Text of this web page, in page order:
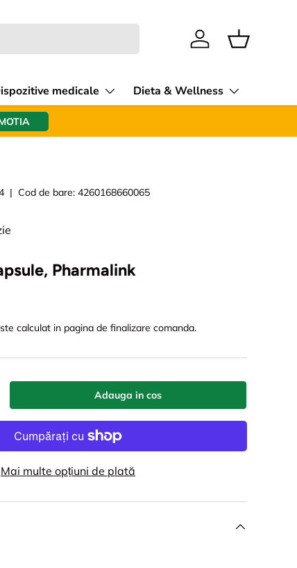
Intra in cont
Cos
medicale Dieta & Wellness
| Cod de bare: 4260168660065
Pharmalink
calculat in pagina de finalizare comanda.
Adauga in cos
Mai multe opțiuni de plată